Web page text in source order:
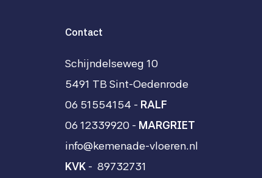
Contact
Schijndelseweg 10
5491 TB Sint-Oedenrode
06 51554154 - RALF
06 12339920 - MARGRIET
info@kemenade-vloeren.nl
KVK - 89732731